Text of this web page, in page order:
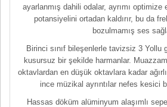
ayarlanmış dahili odalar, ayrımı
potansiyelini ortadan kaldırır, bu da
bozulmamış ses
Birinci sınıf bileşenlerle tavizsiz 3 Yollu
kusursuz bir şekilde harmanlar.
oktavlardan en düşük oktavlara kadar
ince müzikal ayrıntılar nefes kesici
Hassas döküm alüminyum alaşımlı